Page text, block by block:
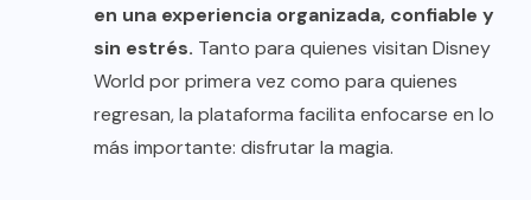
en una experiencia organizada, confiable y
sin estrés. Tanto para quienes visitan Disney
World por primera vez como para quienes
regresan, la plataforma facilita enfocarse en lo
más importante: disfrutar la magia.